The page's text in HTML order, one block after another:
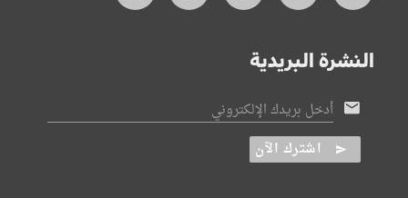
النشرة البريدية
أدخل بريدك الإلكتروني
اشترك الآن